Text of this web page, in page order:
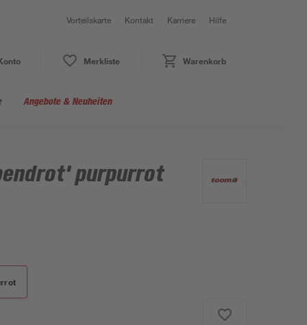
Vorteilskarte Kontakt Karriere Hilfe
Merkliste Warenkorb
Angebote & Neuheiten
purpurrot